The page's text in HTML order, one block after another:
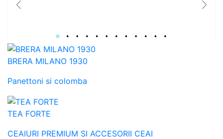
BRERA MILANO 1930
Panettoni si colomba
TEA FORTE
CEAIURI PREMIUM SI ACCESORII CEAI